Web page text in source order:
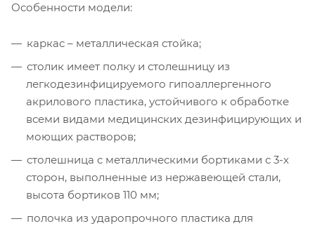
Особенности модели:
каркас – металлическая стойка;
столик имеет полку и столешницу из
легкодезинфицируемого гипоаллергенного
акрилового пластика, устойчивого к обработке
всеми видами медицинских дезинфицирующих и
моющих растворов;
столешница с металлическими бортиками с 3-х
сторон, выполненные из нержавеющей стали,
высота бортиков 110 мм;
полочка из ударопрочного пластика для